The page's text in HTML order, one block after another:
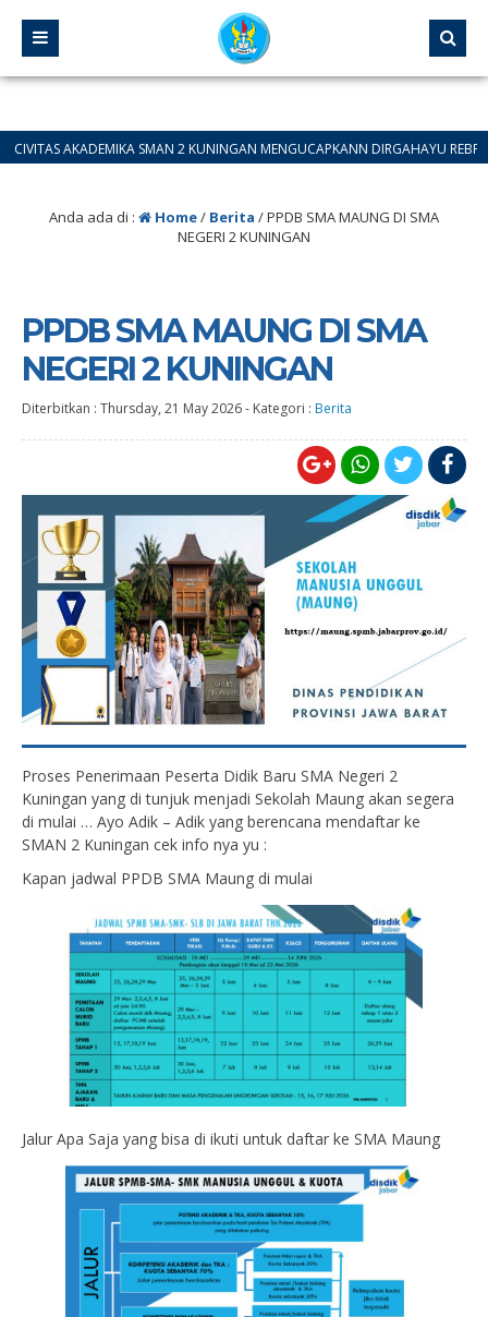
SMAN 2 KUNINGAN MENGUCAPKANN DIRGAHAYU REBPUBLIK
Anda ada di : Home/ Berita /PPDB SMA MAUNG DI SMA
NEGERI 2 KUNINGAN
PPDB SMA MAUNG DI SMA
NEGERI 2 KUNINGAN
Diterbitkan : Thursday, 21 May 2026- Kategori : Berita
Proses Penerimaan Peserta Didik Baru SMA Negeri 2
Kuningan yang di tunjuk menjadi Sekolah Maung akan segera
di mulai … Ayo Adik – Adik yang berencana mendaftar ke
SMAN 2 Kuningan cek info nya yu :
Kapan jadwal PPDB SMA Maung di mulai
Jalur Apa Saja yang bisa di ikuti untuk daftar ke SMA Maung